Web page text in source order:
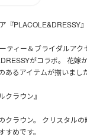
『PLACOLE&DRESSY
ティー＆ブライダルアク
がコラボ。 花嫁
あるアイテムが揃いまし
クラウン』
クラウン。 クリスタル
すめです。